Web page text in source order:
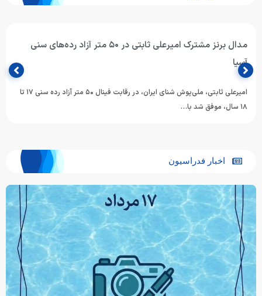
مدال برنز مشترک امیرعلی ثابتی در ۵۰ متر آزاد رده‌های سنی
آسیا
امیرعلی ثابتی، ملی‌پوش شنای ایران، در رقابت فینال ۵۰ متر آزاد رده سنی ۱۷ تا
۱۸ سال، موفق شد با…
اخبار فدراسیون